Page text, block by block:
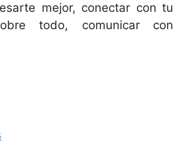
mejor, conectar con tu
todo, comunicar con